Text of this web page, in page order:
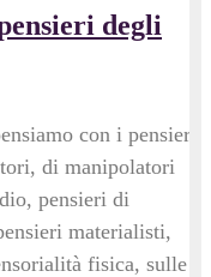
degli
con i pensieri
di manipolatori
pensieri di
materialisti,
fisica, sulle